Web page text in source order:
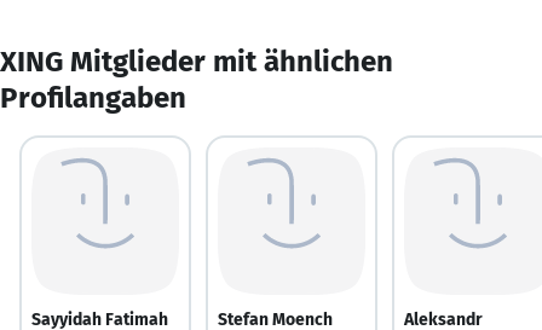
XING Mitglieder mit ähnlichen
Profilangaben
Sayyidah Fatimah
Stefan Moench
Aleksandr